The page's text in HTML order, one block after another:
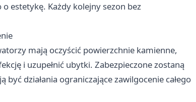
estetykę. Każdy kolejny sezon bez
mają oczyścić powierzchnie kamienne,
i uzupełnić ubytki. Zabezpieczone zostaną
działania ograniczające zawilgocenie całego